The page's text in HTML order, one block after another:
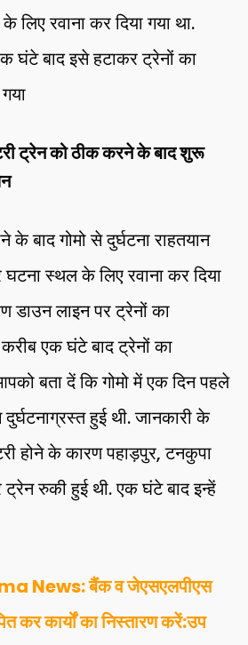
लिए रवाना कर दिया गया था.
घंटे बाद इसे हटाकर ट्रेनों का
ट्रेन को ठीक करने के बाद शुरू
के बाद गोमो से दुर्घटना राहतयान
घटना स्थल के लिए रवाना कर दिया
डाउन लाइन पर ट्रेनों का
करीब एक घंटे बाद ट्रेनों का
बता दें कि गोमो में एक दिन पहले
हुई थी. जानकारी के
होने के कारण पहाड़पुर, टनकुपा
रुकी हुई थी. एक घंटे बाद इन्हें
News: बैंक व जेएसएलपीएस
कर कार्यों का निस्तारण करें:उप